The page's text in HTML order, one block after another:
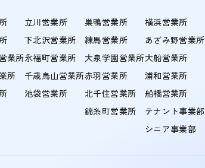
業所
所
立川営業所
下北沢営業所
永福町営業所
千歳烏山営業所
池袋営業所
巣鴨営業所
練馬営業所
大泉学園営業所
赤羽営業所
北千住営業所
錦糸町営業所
横浜営業所
あざみ野営業所
大船営業所
浦和営業所
船橋営業所
テナント事業部
シニア事業部